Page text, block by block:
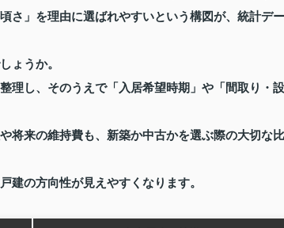
さ」を理由に選ばれやすいという構図が、統計デー
ょうか。
理し、そのうえで「入居希望時期」や「間取り・設
将来の維持費も、新築か中古かを選ぶ際の大切な比
建の方向性が見えやすくなります。